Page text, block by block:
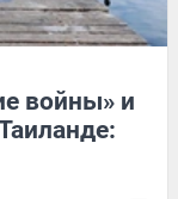
войны» и